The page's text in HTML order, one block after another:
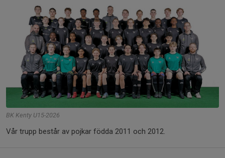
BK Kenty U15-2026
Vår trupp består av pojkar födda 2011 och 2012.